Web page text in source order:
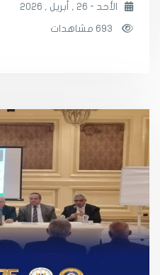
الأحد - 26 , أبريل , 2026